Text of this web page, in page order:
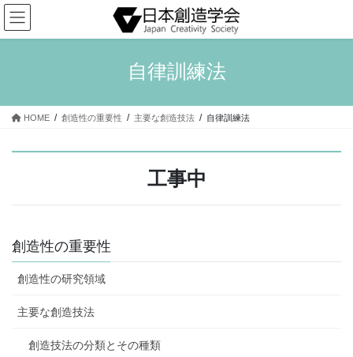
コ
ン
テ
ス
ナ
ビ
ゲ
ン
自律訓練法
HOME 創造性の重要性 主要な創造技法 自律訓練法
工事中
創造性の重要性
創造性の研究領域
主要な創造技法
創造技法の分類とその種類